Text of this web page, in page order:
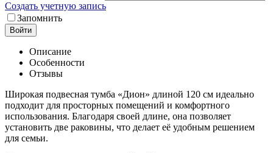
Создать учетную запись
Запомнить
Войти
Описание
Особенности
Отзывы
Широкая подвесная тумба «Дион» длиной 120 см идеально
подходит для просторных помещений и комфортного
использования. Благодаря своей длине, она позволяет
установить две раковины, что делает её удобным решением
для семьи.